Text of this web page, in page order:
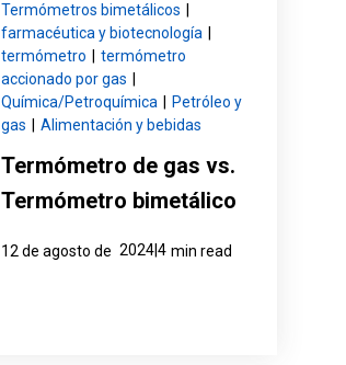
Termómetros bimetálicos
farmacéutica y biotecnología
termómetro
termómetro
accionado por gas
Química/Petroquímica
Petróleo y
gas
Alimentación y bebidas
Termómetro de gas vs.
Termómetro bimetálico
12 de agosto de 2024|4 min read